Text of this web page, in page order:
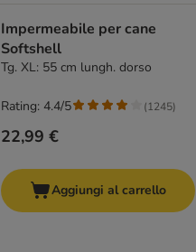
Impermeabile per cane
Softshell
Tg. XL: 55 cm lungh. dorso
22,99 €
Rating: 4.4/5 (1245)
Aggiungi al carrello